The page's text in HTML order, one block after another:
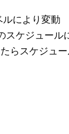
により変動
スケジュール
らスケジュー